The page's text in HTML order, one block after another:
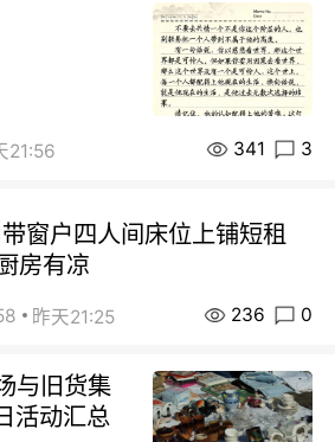
21:56 341 3
窗户四人间床位上铺短租
房有凉
昨天21:25 236 0
与旧货集
活动汇总